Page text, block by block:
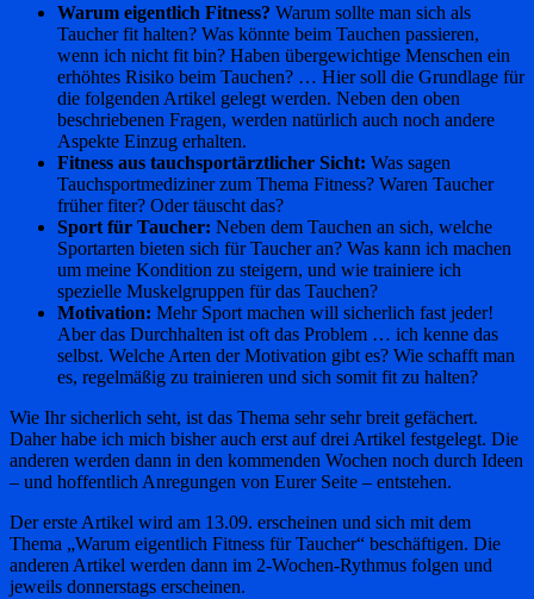
Warum eigentlich Fitness? Warum sollte man sich als
Taucher fit halten? Was könnte beim Tauchen passieren,
wenn ich nicht fit bin? Haben übergewichtige Menschen ein
erhöhtes Risiko beim Tauchen? … Hier soll die Grundlage für
die folgenden Artikel gelegt werden. Neben den oben
beschriebenen Fragen, werden natürlich auch noch andere
Aspekte Einzug erhalten.
Fitness aus tauchsportärztlicher Sicht: Was sagen
Tauchsportmediziner zum Thema Fitness? Waren Taucher
früher fiter? Oder täuscht das?
Sport für Taucher: Neben dem Tauchen an sich, welche
Sportarten bieten sich für Taucher an? Was kann ich machen
um meine Kondition zu steigern, und wie trainiere ich
spezielle Muskelgruppen für das Tauchen?
Motivation: Mehr Sport machen will sicherlich fast jeder!
Aber das Durchhalten ist oft das Problem … ich kenne das
selbst. Welche Arten der Motivation gibt es? Wie schafft man
es, regelmäßig zu trainieren und sich somit fit zu halten?
Wie Ihr sicherlich seht, ist das Thema sehr sehr breit gefächert.
Daher habe ich mich bisher auch erst auf drei Artikel festgelegt. Die
anderen werden dann in den kommenden Wochen noch durch Ideen
– und hoffentlich Anregungen von Eurer Seite – entstehen.
Der erste Artikel wird am 13.09. erscheinen und sich mit dem
Thema „Warum eigentlich Fitness für Taucher“ beschäftigen. Die
anderen Artikel werden dann im 2-Wochen-Rythmus folgen und
jeweils donnerstags erscheinen.